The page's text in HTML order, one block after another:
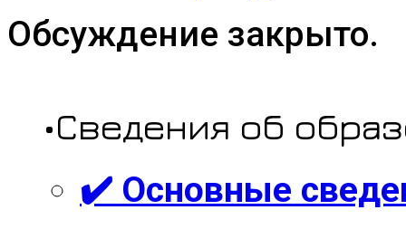
Обсуждение закрыто.
•Сведения об
✔️ Основные